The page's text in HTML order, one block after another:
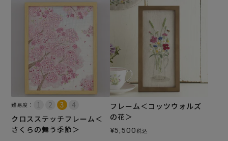
難易度：
クロスステッチフレーム＜
さくらの舞う季節＞
フレーム＜コッツウォルズ
の花＞
¥5,500税込